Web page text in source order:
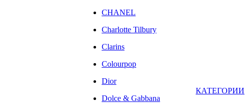
CHANEL
Charlotte Tilbury
Clarins
Colourpop
Dior
Dolce & Gabbana
КАТЕГОРИИ